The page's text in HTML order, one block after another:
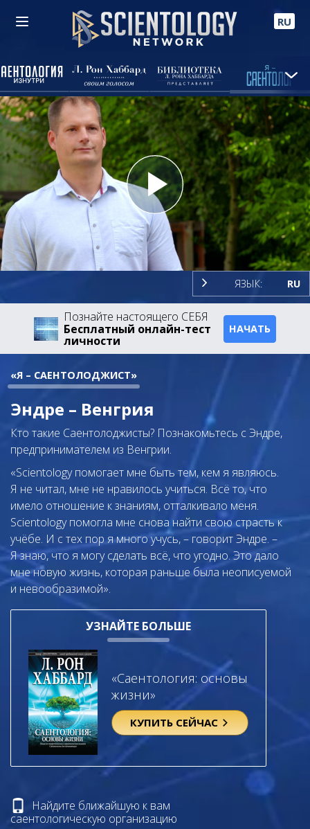
RU
Play
Video
ЯЗЫК: RU
Познайте настоящего СЕБЯ
Бесплатный онлайн-тест
личности
НАЧАТЬ
«Я – САЕНТОЛОДЖИСТ»
Эндре – Венгрия
Кто такие Саентолоджисты? Познакомьтесь с Эндре,
предпринимателем из Венгрии.
«Scientology помогает мне быть тем, кем я являюсь.
Я не читал, мне не нравилось учиться. Всё то, что
имело отношение к знаниям, отталкивало меня.
Scientology помогла мне снова найти свою страсть к
учёбе. И с тех пор я много учусь, – говорит Эндре. –
Я знаю, что я могу сделать всё, что угодно. Это дало
мне новую жизнь, которая раньше была неописуемой
и невообразимой».
УЗНАЙТЕ БОЛЬШЕ
«Саентология: основы
жизни»
КУПИТЬ СЕЙЧАС
Найдите ближайшую к вам
саентологическую организацию